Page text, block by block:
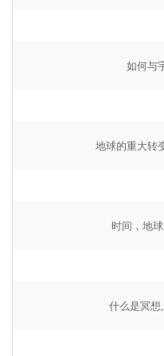
如何与
地球的重大
时间，地
什么是冥想